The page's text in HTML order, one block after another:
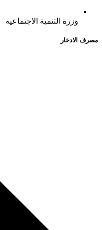
وزرة التنمية الاجتماعية
مصرف الادخار